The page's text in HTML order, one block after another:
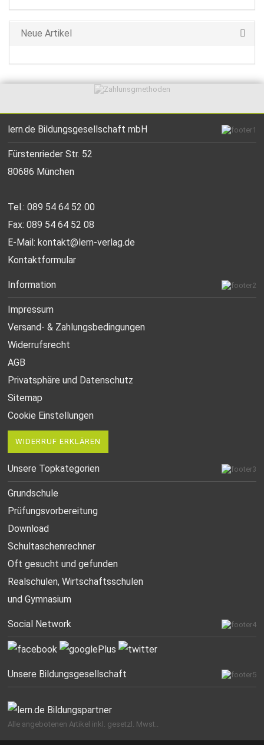
Neue Artikel
lern.de Bildungsgesellschaft mbH
Fürstenrieder Str. 52
80686 München
Tel.: 089 54 64 52 00
Fax: 089 54 64 52 08
E-Mail:kontakt@lern-verlag.de
Kontaktformular
Information
Impressum
Versand- & Zahlungsbedingungen
Widerrufsrecht
AGB
Privatsphäre und Datenschutz
Sitemap
Cookie Einstellungen
WIDERRUF ERKLÄREN
Unsere Topkategorien
Grundschule
Prüfungsvorbereitung
Download
Schultaschenrechner
Oft gesucht und gefunden
Realschulen,Wirtschaftsschulen
und Gymnasium
Social Network
Unsere Bildungsgesellschaft
Alle angebotenen Artikel inkl. gesetzl. Mwst..